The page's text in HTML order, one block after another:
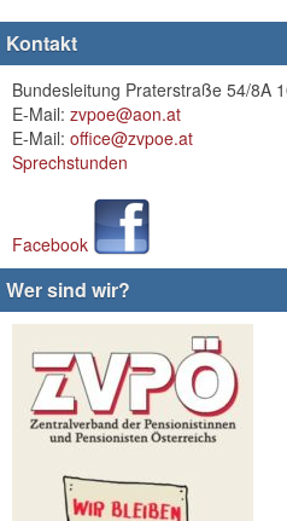
Kontakt
Bundesleitung Praterstraße 54/8A
E-Mail: zvpoe@aon.at
E-Mail: office@zvpoe.at
Sprechstunden
Facebook
Wer sind wir?